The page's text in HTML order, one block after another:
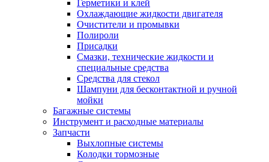
Герметики и клей
Охлаждающие жидкости двигателя
Очистители и промывки
Полироли
Присадки
Смазки, технические жидкости и
специальные средства
Средства для стекол
Шампуни для бесконтактной и ручной
мойки
Багажные системы
Инструмент и расходные материалы
Запчасти
Выхлопные системы
Колодки тормозные